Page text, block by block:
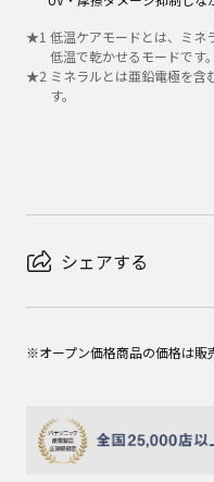
★1 低温ケアモードとは、ミネ
低温で乾かせるモードです。
★2 ミネラルとは亜鉛電極を含
す。
シェアする
※オープン価格商品の価格は販